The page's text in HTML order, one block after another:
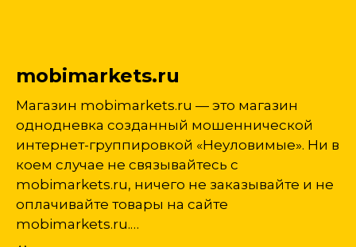
mobimarkets.ru
Магазин mobimarkets.ru — это магазин
однодневка созданный мошеннической
интернет-группировкой «Неуловимые». Ни в
коем случае не связывайтесь с
mobimarkets.ru, ничего не заказывайте и не
оплачивайте товары на сайте
mobimarkets.ru.…